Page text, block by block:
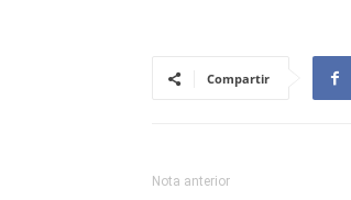
Compartir
Nota anterior